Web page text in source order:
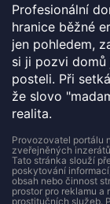
Profesionální
hranice běžné
jen pohledem,
si ji pozvi domů
posteli. Při
že slovo
realita.
Provozovatel portálu
zveřejněných
Tato stránka slouží
poskytování
obsah nebo činnost
prostor pro reklamu a
prostitučních služeb.